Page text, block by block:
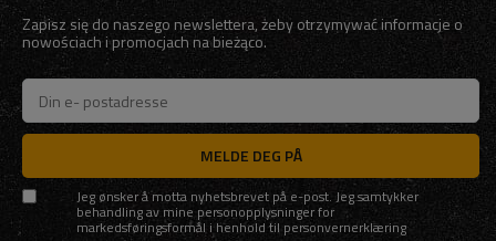
Zapisz się do naszego newslettera, żeby otrzymywać informacje o
nowościach i promocjach na bieżąco.
MELDE DEG PÅ
Jeg ønsker å motta nyhetsbrevet på e-post. Jeg samtykker
behandling av mine personopplysninger for
markedsføringsformål i henhold til personvernerklæring